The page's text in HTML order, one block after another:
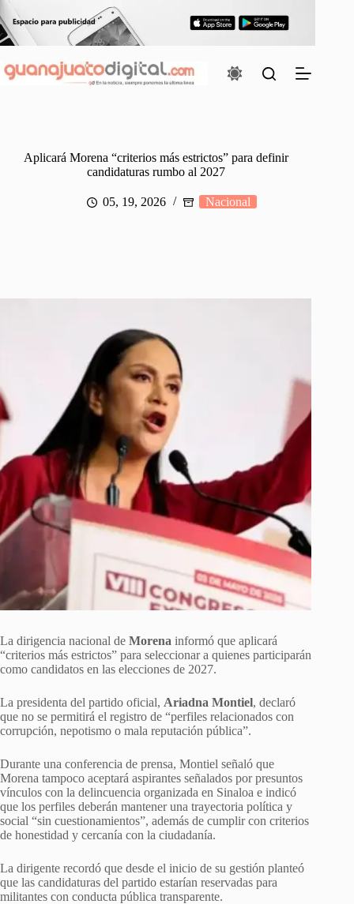
al
contenido
Aplicará Morena “criterios más estrictos” para definir
candidaturas rumbo al 2027
05, 19, 2026 Nacional
La dirigencia nacional de Morena informó que aplicará
“criterios más estrictos” para seleccionar a quienes participarán
como candidatos en las elecciones de 2027.
La presidenta del partido oficial, Ariadna Montiel, declaró
que no se permitirá el registro de “perfiles relacionados con
corrupción, nepotismo o mala reputación pública”.
Durante una conferencia de prensa, Montiel señaló que
Morena tampoco aceptará aspirantes señalados por presuntos
vínculos con la delincuencia organizada en Sinaloa e indicó
que los perfiles deberán mantener una trayectoria política y
social “sin cuestionamientos”, además de cumplir con criterios
de honestidad y cercanía con la ciudadanía.
La dirigente recordó que desde el inicio de su gestión planteó
que las candidaturas del partido estarían reservadas para
militantes con conducta pública transparente.